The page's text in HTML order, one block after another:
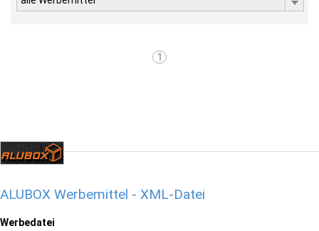
1
ALUBOX Werbemittel - XML-Datei
Werbedatei